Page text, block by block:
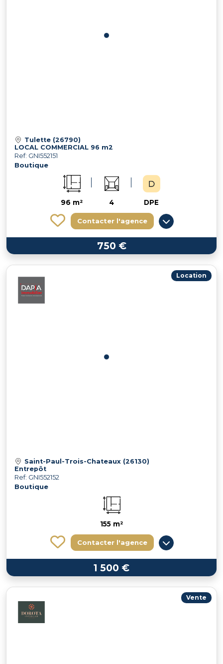
Tulette (26790)
LOCAL COMMERCIAL 96 m2
Ref: GNI552151
Boutique
96 m² 4 DPE
Contacter l'agence
750 €
Location
Saint-Paul-Trois-Chateaux (26130)
Entrepôt
Ref: GNI552152
Boutique
155 m²
Contacter l'agence
1 500 €
Vente